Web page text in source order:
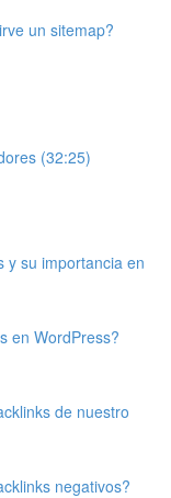
un sitemap?
(32:25)
y su importancia en
en WordPress?
de nuestro
negativos?